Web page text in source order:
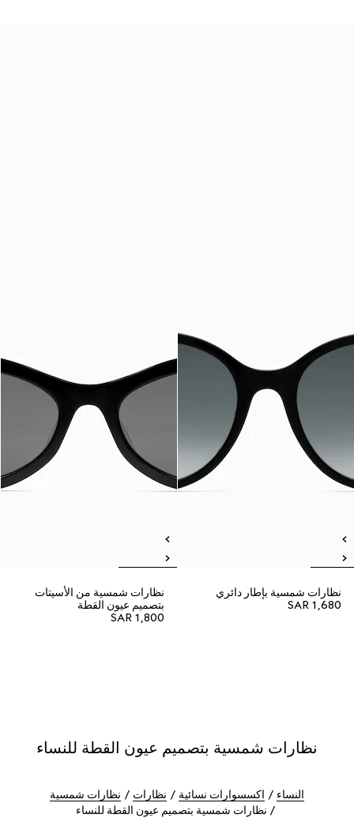
نظارات شمسية بإطار دائري
SAR 1,680
نظارات شمسية من الأسيتات
بتصميم عيون القطة
SAR 1,800
نظارات شمسية بتصميم عيون القطة للنساء
النساء اكسسوارات نسائية نظارات
نظارات شمسية
نظارات شمسية بتصميم عيون القطة للنساء